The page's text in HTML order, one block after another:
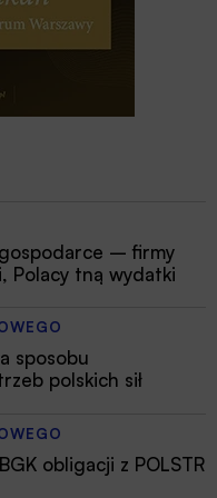
– firmy
Polacy tną wydatki
sposobu
polskich sił
obligacji z POLSTR